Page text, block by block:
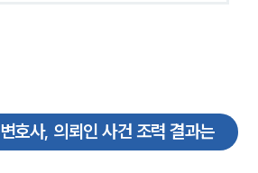
호사, 의뢰인 사건 조력 결과는